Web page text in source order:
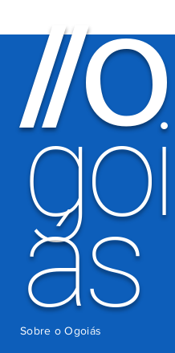
//O
goi
ás
Sobre o Ogoiás